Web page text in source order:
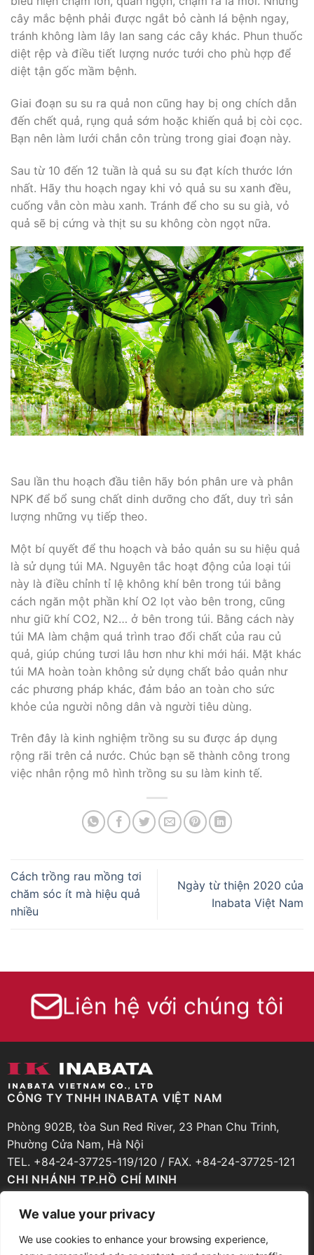
We value your privacy
We use cookies to enhance your browsing experience,
cây mắc bệnh phải được ngắt bỏ cành lá bệnh ngay,
tránh không làm lây lan sang các cây khác. Phun thuốc
diệt rệp và điều tiết lượng nước tưới cho phù hợp để
diệt tận gốc mầm bệnh.
Giai đoạn su su ra quả non cũng hay bị ong chích dẫn
đến chết quả, rụng quả sớm hoặc khiến quả bị còi cọc.
Bạn nên làm lưới chắn côn trùng trong giai đoạn này.
Sau từ 10 đến 12 tuần là quả su su đạt kích thước lớn
nhất. Hãy thu hoạch ngay khi vỏ quả su su xanh đều,
cuống vẫn còn màu xanh. Tránh để cho su su già, vỏ
quả sẽ bị cứng và thịt su su không còn ngọt nữa.
Sau lần thu hoạch đầu tiên hãy bón phân ure và phân
NPK để bổ sung chất dinh dưỡng cho đất, duy trì sản
lượng những vụ tiếp theo.
Một bí quyết để thu hoạch và bảo quản su su hiệu quả
là sử dụng túi MA. Nguyên tắc hoạt động của loại túi
này là điều chỉnh tỉ lệ không khí bên trong túi bằng
cách ngăn một phần khí O2 lọt vào bên trong, cũng
như giữ khí CO2, N2… ở bên trong túi. Bằng cách này
túi MA làm chậm quá trình trao đổi chất của rau củ
quả, giúp chúng tươi lâu hơn như khi mới hái. Mặt khác
túi MA hoàn toàn không sử dụng chất bảo quản như
các phương pháp khác, đảm bảo an toàn cho sức
khỏe của người nông dân và người tiêu dùng.
Trên đây là kinh nghiệm trồng su su được áp dụng
rộng rãi trên cả nước. Chúc bạn sẽ thành công trong
việc nhân rộng mô hình trồng su su làm kinh tế.
Cách trồng rau mồng tơi
chăm sóc ít mà hiệu quả
nhiều
Ngày từ thiện 2020 của
Inabata Việt Nam
Liên hệ với chúng tôi
CÔNG TY TNHH INABATA VIỆT NAM
Phòng 902B, tòa Sun Red River, 23 Phan Chu Trinh,
Phường Cửa Nam, Hà Nội
TEL. +84-24-37725-119/120 / FAX. +84-24-37725-121
CHI NHÁNH TP.HỒ CHÍ MINH
Phòng 206, Tầng 2, Cao ốc Zen Plaza, 54-56 Nguyễn
Trãi, Phường Bến Thành, TP.Hồ Chí Minh
TEL. +84-28-39251-935 / FAX. +84-28-39251-936